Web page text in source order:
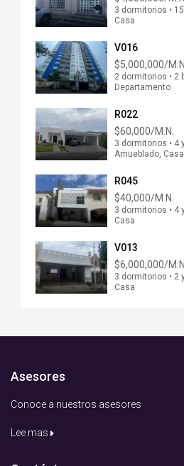
3 dormitorios •
Casa
V016
$5,000,000/M.N.
2 dormitorios • 2
Departamento
R022
$60,000/M.N.
3 dormitorios • 4
Amueblado, Casa
R045
$40,000/M.N.
3 dormitorios • 4
Casa
V013
$6,000,000/M.N.
3 dormitorios • 2
Casa
Asesores
Conoce a nuestros asesores
Lee mas